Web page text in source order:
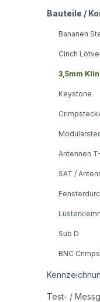
Bauteile /
Bananen
Cinch
3,5mm
Keystone
Antennen
SAT /
Sub D
BNC
Test- /